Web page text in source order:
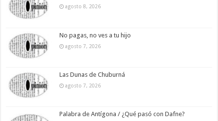
agosto 8, 2026
No pagas, no ves a tu hijo
agosto 7, 2026
Las Dunas de Chuburná
agosto 7, 2026
Palabra de Antígona / ¿Qué pasó con Dafne?